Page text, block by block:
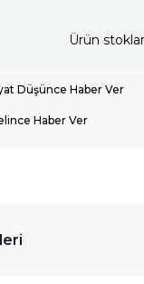
Ürün
Düşünce Haber Ver
Haber Ver